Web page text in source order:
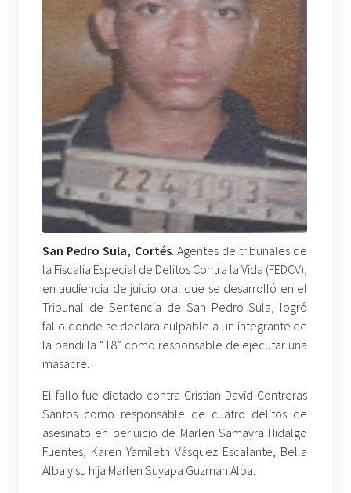
San Pedro Sula, Cortés. Agentes de tribunales de
la Fiscalía Especial de Delitos Contra la Vida (FEDCV),
en audiencia de juicio oral que se desarrolló en el
Tribunal de Sentencia de San Pedro Sula, logró
fallo donde se declara culpable a un integrante de
la pandilla “18” como responsable de ejecutar una
masacre.
El fallo fue dictado contra Cristian David Contreras
Santos como responsable de cuatro delitos de
asesinato en perjuicio de Marlen Samayra Hidalgo
Fuentes, Karen Yamileth Vásquez Escalante, Bella
Alba y su hija Marlen Suyapa Guzmán Alba.